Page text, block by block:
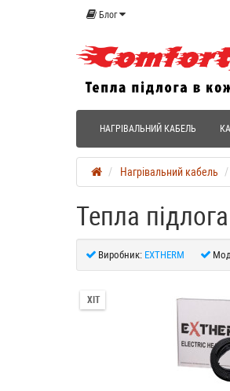
Блог
НАГРІВАЛЬНИЙ КАБЕЛЬ
Нагрівальний кабель
Тепла
Виробник: EXTHERM
ХІТ